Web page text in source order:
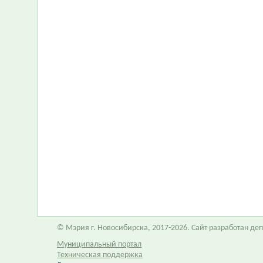
© Мэрия г. Новосибирска, 2017-2026. Сайт разработан
Муниципальный портал
Техническая поддержка